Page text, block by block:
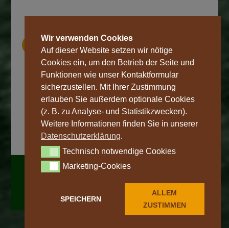
Öffnungszeiten
täglich von 10 Uhr – 18 Uhr
auch an Sonn- & Feiertagen
in der Spargelsaison:
täglich von 8 Uhr – 21 Uhr
Designagentur 9media|Impressum|
Widerrufsrecht
Versandkosten
Wir verwenden Cookies
Auf dieser Website setzen wir nötige
Cookies ein, um den Betrieb der Seite und
Funktionen wie unser Kontaktformular
sicherzustellen. Mit Ihrer Zustimmung
erlauben Sie außerdem optionale Cookies
(z. B. zu Analyse- und Statistikzwecken).
Weitere Informationen finden Sie in unserer
Datenschutzerklärung.
Technisch notwendige Cookies
Technisch notwendige Cookies
Marketing-Cookies
Marketing-Cookies
SPEICHERN
ALLEM
ZUSTIMMEN